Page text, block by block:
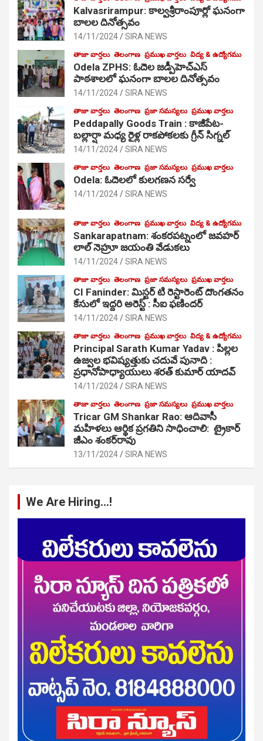
Kalvasrirampur: కాల్వశ్రీరాంపూర్లో ఘనంగా
బాలల దినోత్సవం
14/11/2024 SIRA NEWS
తాజా వార్తలు తెలంగాణ ప్రముఖ వార్తలు విద్య & ఉద్యోగము
Odela ZPHS: ఓదెల జ‌డ్పీహెచ్ఎస్
పాఠ‌శాల‌లో ఘనంగా బాలల దినోత్సవం
14/11/2024 SIRA NEWS
తాజా వార్తలు తెలంగాణ ప్రజా సమస్యలు ప్రముఖ వార్తలు
Peddapally Goods Train : కాజీపేట-
బల్లార్షా మధ్య రైళ్ల రాకపోకలకు గ్రీన్ సిగ్నల్
14/11/2024 SIRA NEWS
తాజా వార్తలు తెలంగాణ ప్రజా సమస్యలు ప్రముఖ వార్తలు
Odela: ఓదెలలో కులగణన సర్వే
14/11/2024 SIRA NEWS
తాజా వార్తలు తెలంగాణ ప్రముఖ వార్తలు విద్య & ఉద్యోగము
Sankarapatnam: శంకరపట్నంలో జవహర్
లాల్ నెహ్రూ జయంతి వేడుకలు
14/11/2024 SIRA NEWS
తాజా వార్తలు తెలంగాణ ప్రజా సమస్యలు ప్రముఖ వార్తలు
CI Faninder: మిస్టర్ టి రెస్టారెంట్ దొంగతనం
కేసులో ఇద్దరి అరెస్ట్ : సీఐ ఫణిందర్
14/11/2024 SIRA NEWS
తాజా వార్తలు తెలంగాణ ప్రముఖ వార్తలు విద్య & ఉద్యోగము
Principal Sarath Kumar Yadav : పిల్లల
ఉజ్వల భవిష్యత్తుకు చదువే పునాది :
ప్రధానోపాధ్యాయులు శరత్ కుమార్ యాదవ్
14/11/2024 SIRA NEWS
తాజా వార్తలు తెలంగాణ ప్రజా సమస్యలు ప్రముఖ వార్తలు
Tricar GM Shankar Rao: ఆదివాసీ
మహిళలు ఆర్థిక ప్రగతిని సాధించాలి: ట్రైకార్
జీఎం శంకర్‌రావు
13/11/2024 SIRA NEWS
We Are Hiring…!